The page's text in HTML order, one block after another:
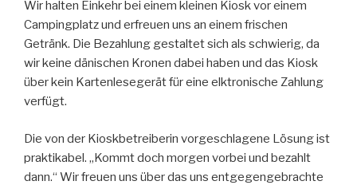
Wir halten Einkehr bei einem kleinen Kiosk vor einem
Campingplatz und erfreuen uns an einem frischen
Getränk. Die Bezahlung gestaltet sich als schwierig, da
wir keine dänischen Kronen dabei haben und das Kiosk
über kein Kartenlesegerät für eine elktronische Zahlung
verfügt.
Die von der Kioskbetreiberin vorgeschlagene Lösung ist
praktikabel. „Kommt doch morgen vorbei und bezahlt
dann.“ Wir freuen uns über das uns entgegengebrachte